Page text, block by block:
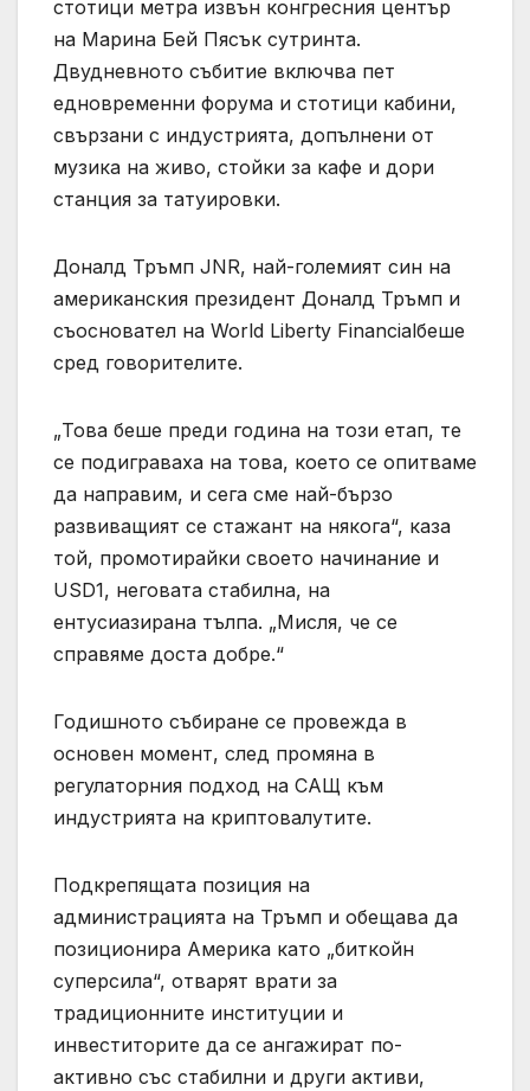
стотици метра извън конгресния център
на Марина Бей Пясък сутринта.
Двудневното събитие включва пет
едновременни форума и стотици кабини,
свързани с индустрията, допълнени от
музика на живо, стойки за кафе и дори
станция за татуировки.
Доналд Тръмп JNR, най-големият син на
американския президент Доналд Тръмп и
съосновател на World Liberty Financialбеше
сред говорителите.
„Това беше преди година на този етап, те
се подиграваха на това, което се опитваме
да направим, и сега сме най-бързо
развиващият се стажант на някога“, каза
той, промотирайки своето начинание и
USD1, неговата стабилна, на
ентусиазирана тълпа. „Мисля, че се
справяме доста добре.“
Годишното събиране се провежда в
основен момент, след промяна в
регулаторния подход на САЩ към
индустрията на криптовалутите.
Подкрепящата позиция на
администрацията на Тръмп и обещава да
позиционира Америка като „биткойн
суперсила“, отварят врати за
традиционните институции и
инвеститорите да се ангажират по-
активно със стабилни и други активи,